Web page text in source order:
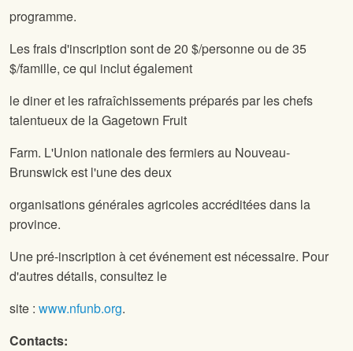
programme.
Les frais d'inscription sont de 20 $/personne ou de 35
$/famille, ce qui inclut également
le diner et les rafraîchissements préparés par les chefs
talentueux de la Gagetown Fruit
Farm. L'Union nationale des fermiers au Nouveau-
Brunswick est l'une des deux
organisations générales agricoles accréditées dans la
province.
Une pré-inscription à cet événement est nécessaire. Pour
d'autres détails, consultez le
site : www.nfunb.org.
Contacts: